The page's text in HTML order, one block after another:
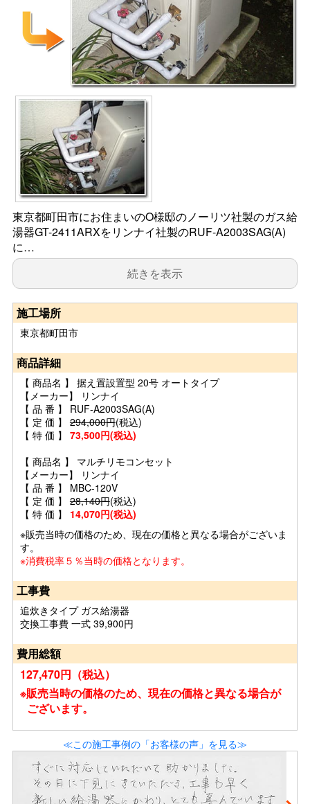
東京都町田市にお住まいのO様邸のノーリツ社製のガス給
湯器GT-2411ARXをリンナイ社製のRUF-A2003SAG(A)
に…
続きを表示
施工場所
東京都町田市
商品詳細
【 商品名 】 据え置設置型 20号 オートタイプ
【メーカー】 リンナイ
【 品 番 】 RUF-A2003SAG(A)
【 定 価 】 294,000円(税込)
【 特 価 】 73,500円(税込)
【 商品名 】 マルチリモコンセット
【メーカー】 リンナイ
【 品 番 】 MBC-120V
【 定 価 】 28,140円(税込)
【 特 価 】 14,070円(税込)
※販売当時の価格のため、現在の価格と異なる場合がございま
す。
※消費税率５％当時の価格となります。
工事費
追炊きタイプ ガス給湯器
交換工事費 一式 39,900円
費用総額
127,470円（税込）
※販売当時の価格のため、現在の価格と異なる場合が
ございます。
≪この施工事例の「お客様の声」を見る≫